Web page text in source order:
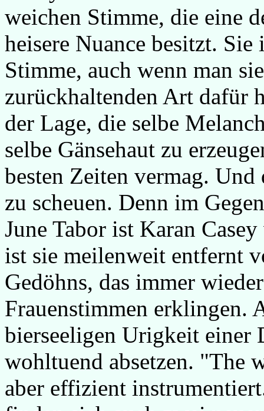
weichen Stimme, die eine
heisere Nuance besitzt.
Stimme, auch wenn man
zurückhaltenden Art dafür
der Lage, die selbe
selbe Gänsehaut zu
besten Zeiten vermag.
zu scheuen. Denn im
June Tabor ist Karan
ist sie meilenweit entfernt
Gedöhns, das immer
Frauenstimmen erklingen.
bierseeligen Urigkeit einer
wohltuend absetzen. "The
aber effizient